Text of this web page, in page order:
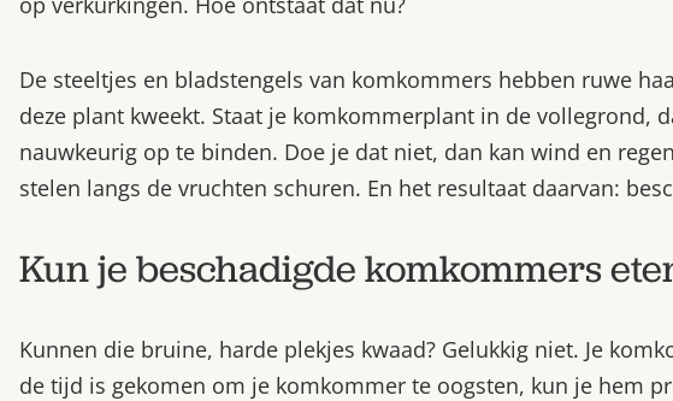
De steeltjes en bladstengels van komkommers hebben ruwe
deze plant kweekt. Staat je komkommerplant in de vollegrond,
nauwkeurig op te binden. Doe je dat niet, dan kan wind en
stelen langs de vruchten schuren. En het resultaat daarvan:
Kun je beschadigde komkommers
Kunnen die bruine, harde plekjes kwaad? Gelukkig niet. Je
de tijd is gekomen om je komkommer te oogsten, kun je hem